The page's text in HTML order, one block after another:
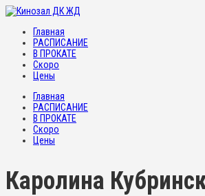
Главная
РАСПИСАНИЕ
В ПРОКАТЕ
Скоро
Цены
Главная
РАСПИСАНИЕ
В ПРОКАТЕ
Скоро
Цены
Каролина